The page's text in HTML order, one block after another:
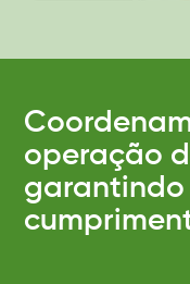
operação
garantindo